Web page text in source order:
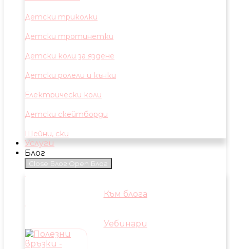
Детски триколки
Детски тротинетки
Детски коли за яздене
Детски ролели и кънки
Електрически коли
Детски скейтборди
Шейни, ски
Услуги
Блог
Close Блог Open Блог
Към блога
Уебинари